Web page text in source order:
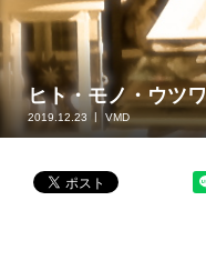
ヒト・モノ・ウツ
2019.12.23 VMD